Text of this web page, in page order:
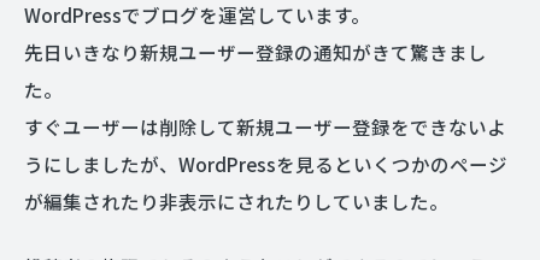
WordPressでブログを運営しています。
先日いきなり新規ユーザー登録の通知がきて驚きまし
た。
すぐユーザーは削除して新規ユーザー登録をできないよ
うにしましたが、WordPressを見るといくつかのページ
が編集されたり非表示にされたりしていました。